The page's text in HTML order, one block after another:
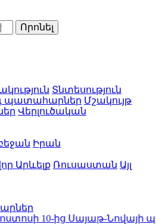
Տնտեսություն
պատահարներ Մշակույթ
Վերլուծական
Իրան
Արևելք Ռուսաստան Այլ
10-ից Սայաթ-Նովայի